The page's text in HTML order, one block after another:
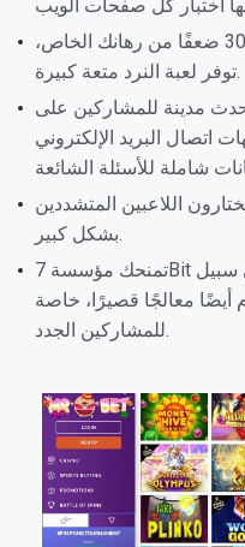
التي تحقق أرباحًا محتملة تصل إلى 30 ضعفًا من رهانك الخاص،
توفر لعبة النرد متعة كبيرة.
مدينة للمشاركين على
اتصال البريد الإلكتروني
اللاعبين المتشددين
بشكل كبير.
تمنحك مؤسسة 7Bit للمقامرة إما حوافز بدون إيداع، على سبيل
أيضًا معالجًا قصيرًا، خاصة
للمشاركين الجدد.